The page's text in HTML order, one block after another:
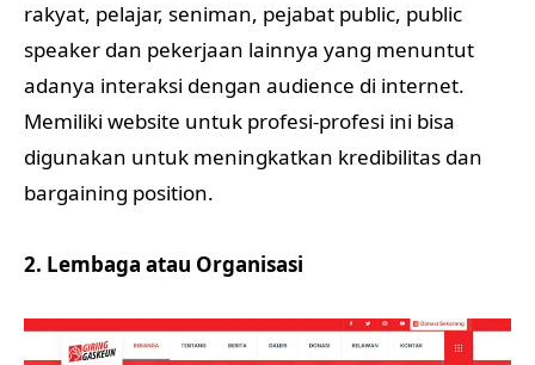
rakyat, pelajar, seniman, pejabat public, public
speaker dan pekerjaan lainnya yang menuntut
adanya interaksi dengan audience di internet.
Memiliki website untuk profesi-profesi ini bisa
digunakan untuk meningkatkan kredibilitas dan
bargaining position.
2. Lembaga atau Organisasi